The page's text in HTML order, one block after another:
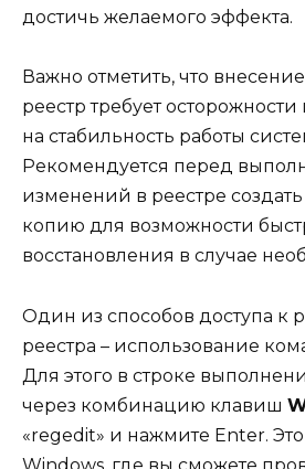
достичь желаемого эффекта.
Важно отметить, что
реестр требует
на стабильность работы
Рекомендуется перед
изменений в реестре
копию для возможности
восстановления в случае
Один из способов доступа к
реестра – использование
Для этого в строке
через комбинацию клавиш
«regedit» и нажмите Enter. Это
Windows, где вы сможете